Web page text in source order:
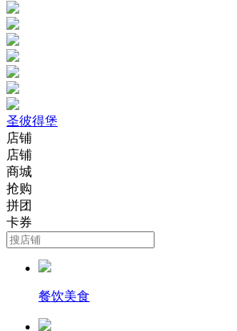
圣彼得堡
店铺
店铺
商城
抢购
拼团
卡券
餐饮美食